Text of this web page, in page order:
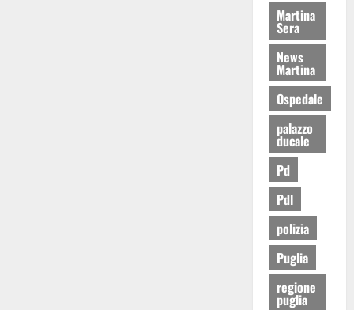
Martina
Sera
News
Martina
Ospedale
palazzo
ducale
Pd
Pdl
polizia
Puglia
regione
puglia